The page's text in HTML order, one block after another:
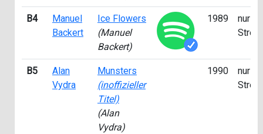
B4
Manuel
Backert
Ice Flowers
(Manuel
Backert)
1989
nur für
B5
Alan
Vydra
Munsters
(inoffizieller
Titel)
(Alan
Vydra)
1990
nur für